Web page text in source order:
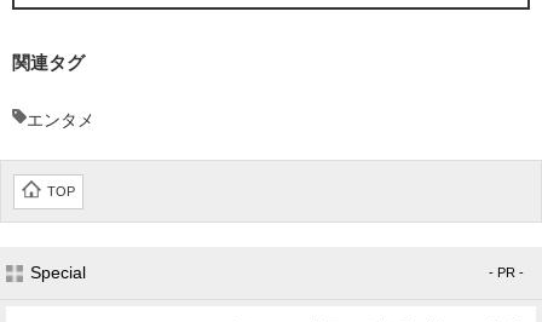
関連タグ
エンタメ
TOP
Special - PR -